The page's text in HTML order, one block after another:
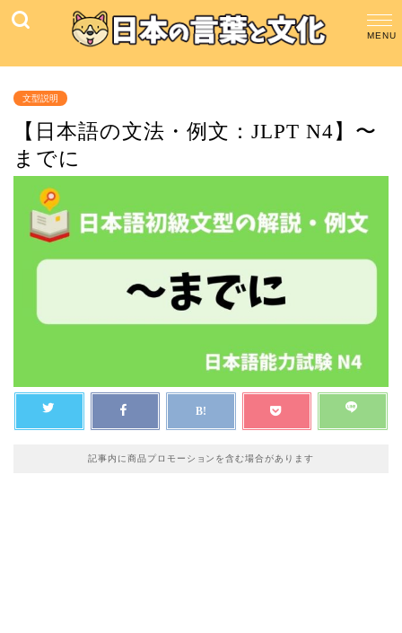
文型説明
【日本語の文法・例文：JLPT N4】〜
までに
記事内に商品プロモーションを含む場合があります